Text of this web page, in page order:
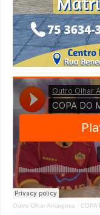
Outro Olhar Amargosa · COPA